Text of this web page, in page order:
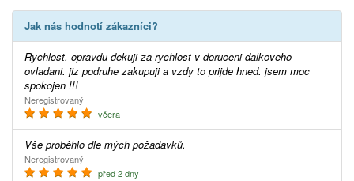
Jak nás hodnotí zákazníci?
Rychlost, opravdu dekuji za rychlost v doruceni dalkoveho
ovladani. jiz podruhe zakupuji a vzdy to prijde hned. jsem moc
spokojen !!!
Neregistrovaný
včera
Vše proběhlo dle mých požadavků.
Neregistrovaný
před 2 dny